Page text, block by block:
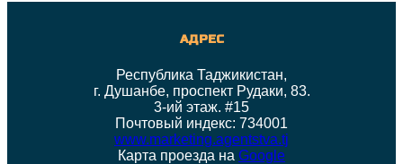
АДРЕС
Республика Таджикистан,
г. Душанбе, проспект Рудаки, 83.
3-ий этаж. #15
Почтовый индекс: 734001
www.marketing.agentstva.tj
Карта проезда на Google